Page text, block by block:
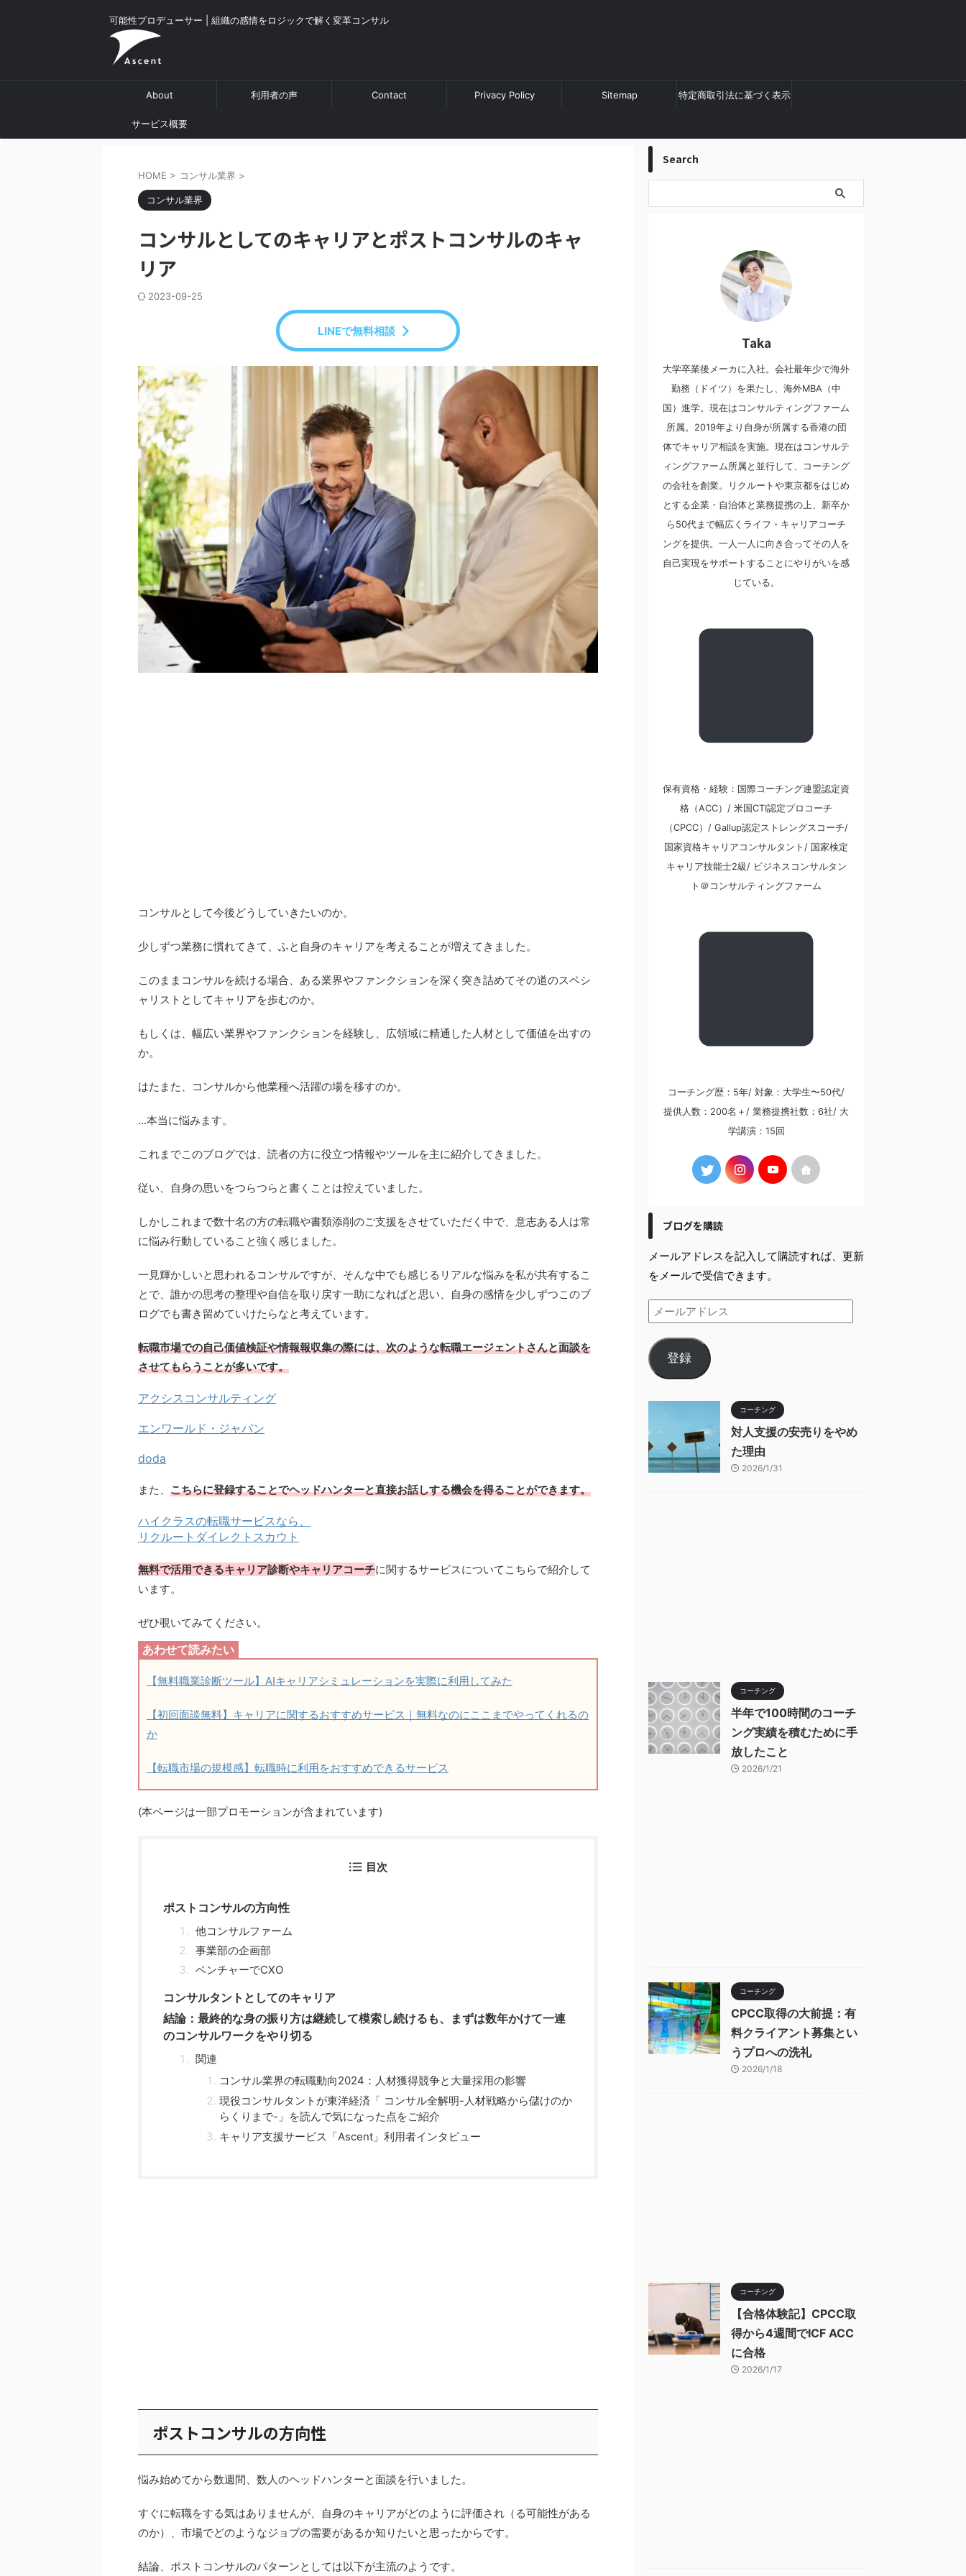
可能性プロデューサー | 組織の感情をロジックで解く変革コンサル
About 利用者の声 Contact Privacy Policy Sitemap 特定商取引法に基づく表示
サービス概要
HOME > コンサル業界 >
コンサル業界
コンサルとしてのキャリアとポストコンサルのキャ
リア
2023-09-25
LINEで無料相談
コンサルとして今後どうしていきたいのか。
少しずつ業務に慣れてきて、ふと自身のキャリアを考えることが増えてきました。
このままコンサルを続ける場合、ある業界やファンクションを深く突き詰めてその道のスペシ
ャリストとしてキャリアを歩むのか。
もしくは、幅広い業界やファンクションを経験し、広領域に精通した人材として価値を出すの
か。
はたまた、コンサルから他業種へ活躍の場を移すのか。
...本当に悩みます。
これまでこのブログでは、読者の方に役立つ情報やツールを主に紹介してきました。
従い、自身の思いをつらつらと書くことは控えていました。
しかしこれまで数十名の方の転職や書類添削のご支援をさせていただく中で、意志ある人は常
に悩み行動していること強く感じました。
一見輝かしいと思われるコンサルですが、そんな中でも感じるリアルな悩みを私が共有するこ
とで、誰かの思考の整理や自信を取り戻す一助になればと思い、自身の感情を少しずつこのブ
ログでも書き留めていけたらなと考えています。
転職市場での自己価値検証や情報報収集の際には、次のような転職エージェントさんと面談を
させてもらうことが多いです。
アクシスコンサルティング
エンワールド・ジャパン
doda
また、 こちらに登録することでヘッドハンターと直接お話しする機会を得ることができます。
ハイクラスの転職サービスなら、
リクルートダイレクトスカウト
無料で活用できるキャリア診断やキャリアコーチに関するサービスについてこちらで紹介して
います。
ぜひ覗いてみてください。
【無料職業診断ツール】AIキャリアシミュレーションを実際に利用してみた
【初回面談無料】キャリアに関するおすすめサービス｜無料なのにここまでやってくれるの
か
【転職市場の規模感】転職時に利用をおすすめできるサービス
(本ページは一部プロモーションが含まれています)
目次
ポストコンサルの方向性
他コンサルファーム
事業部の企画部
ベンチャーでCXO
コンサルタントとしてのキャリア
結論：最終的な身の振り方は継続して模索し続けるも、まずは数年かけて一連
のコンサルワークをやり切る
関連
コンサル業界の転職動向2024：人材獲得競争と大量採用の影響
現役コンサルタントが東洋経済「 コンサル全解明-人材戦略から儲けのか
らくりまで-」を読んで気になった点をご紹介
キャリア支援サービス「Ascent」利用者インタビュー
ポストコンサルの方向性
悩み始めてから数週間、数人のヘッドハンターと面談を行いました。
すぐに転職をする気はありませんが、自身のキャリアがどのように評価され（る可能性がある
のか）、市場でどのようなジョブの需要があるか知りたいと思ったからです。
結論、ポストコンサルのパターンとしては以下が主流のようです。
Search
Taka
大学卒業後メーカに入社。会社最年少で海外
勤務（ドイツ）を果たし、海外MBA（中
国）進学。現在はコンサルティングファーム
所属。2019年より自身が所属する香港の団
体でキャリア相談を実施。現在はコンサルテ
ィングファーム所属と並行して、コーチング
の会社を創業。リクルートや東京都をはじめ
とする企業・自治体と業務提携の上、新卒か
ら50代まで幅広くライフ・キャリアコーチ
ングを提供。一人一人に向き合ってその人を
自己実現をサポートすることにやりがいを感
じている。
保有資格・経験：国際コーチング連盟認定資
格（ACC）/ 米国CTI認定プロコーチ
（CPCC）/ Gallup認定ストレングスコーチ/
国家資格キャリアコンサルタント/ 国家検定
キャリア技能士2級/ ビジネスコンサルタン
ト＠コンサルティングファーム
コーチング歴：5年/ 対象：大学生〜50代/
提供人数：200名＋/ 業務提携社数：6社/ 大
学講演：15回
ブログを購読
メールアドレスを記入して購読すれば、更新
をメールで受信できます。
登録
コーチング
対人支援の安売りをやめ
た理由
2026/1/31
コーチング
半年で100時間のコーチ
ング実績を積むために手
放したこと
2026/1/21
コーチング
CPCC取得の大前提：有
料クライアント募集とい
うプロへの洗礼
2026/1/18
コーチング
【合格体験記】CPCC取
得から4週間でICF ACC
に合格
2026/1/17